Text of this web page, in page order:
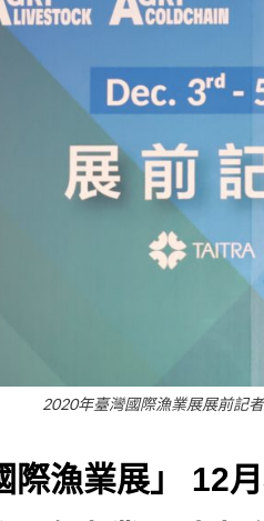
2020年臺灣國際漁業展展前記
際漁業展」 12